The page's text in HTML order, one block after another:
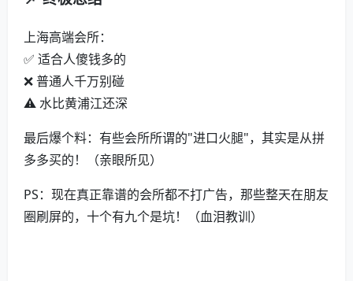
上海高端会所：
✅ 适合人傻钱多的
❌ 普通人千万别碰
⚠️ 水比黄浦江还深
最后爆个料：有些会所所谓的"进口火腿"，其实是从拼
多多买的！（亲眼所见）
PS：现在真正靠谱的会所都不打广告，那些整天在朋友
圈刷屏的，十个有九个是坑！（血泪教训）